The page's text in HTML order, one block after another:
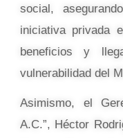
social,
iniciativa privada
beneficios y
vulnerabilidad del
Asimismo, el
A.C.”, Héctor